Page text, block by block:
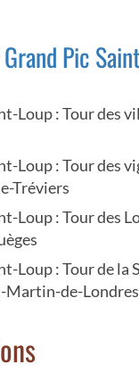
Pic
Loup : Tour des
Loup : Tour des
Tréviers
Loup : Tour des
Loup : Tour de
Martin-de-Londres